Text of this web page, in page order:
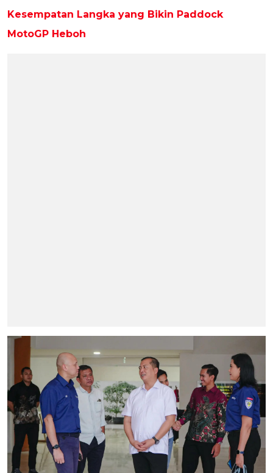
Kesempatan Langka yang Bikin Paddock
MotoGP Heboh